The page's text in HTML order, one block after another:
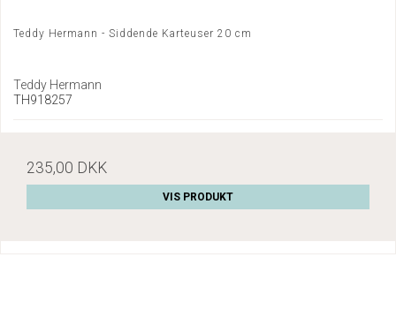
Teddy Hermann - Siddende Karteuser 20 cm
Teddy Hermann
TH918257
235,00 DKK
VIS PRODUKT